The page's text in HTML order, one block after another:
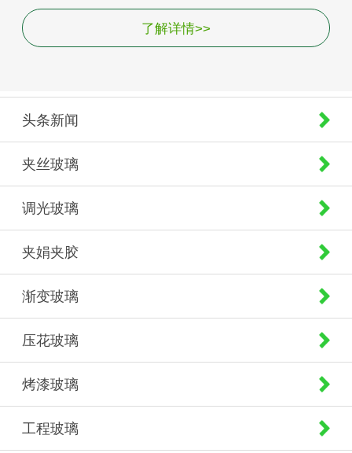
了解详情>>
头条新闻
夹丝玻璃
调光玻璃
夹娟夹胶
渐变玻璃
压花玻璃
烤漆玻璃
工程玻璃